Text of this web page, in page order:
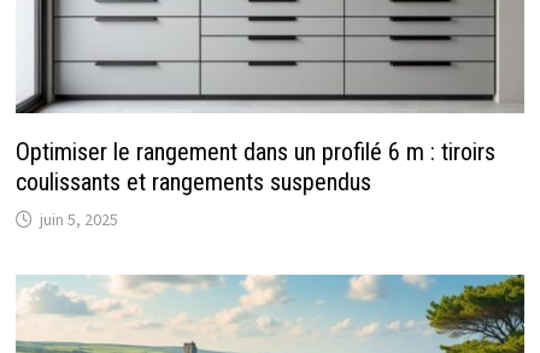
Optimiser le rangement dans un profilé 6 m : tiroirs
coulissants et rangements suspendus
juin 5, 2025